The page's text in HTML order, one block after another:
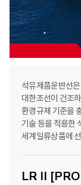
석유제품운반선
대한조선이 건조
환경규제 기준을
기술 등을 적용한
세계일류상품에
LR II